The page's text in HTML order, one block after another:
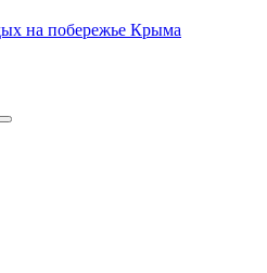
на побережье Крыма